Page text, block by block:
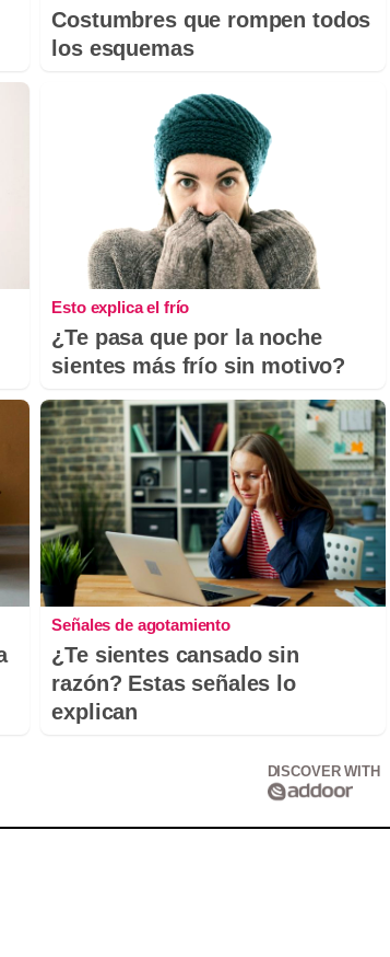
Costumbres que rompen todos
los esquemas
Esto explica el frío
¿Te pasa que por la noche
sientes más frío sin motivo?
Señales de agotamiento
¿Te sientes cansado sin
razón? Estas señales lo
explican
DISCOVER WITH